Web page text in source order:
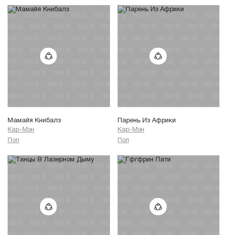
Мамайя Книбалз
Кар-Мэн
Поп
Парень Из Африки
Кар-Мэн
Поп